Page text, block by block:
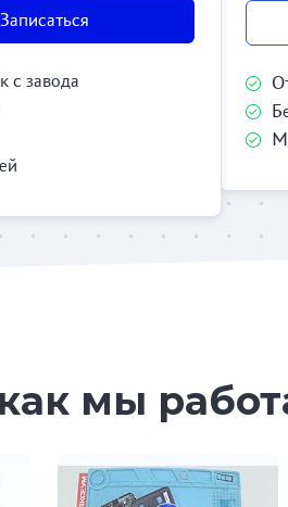
Записаться
с завода
мы